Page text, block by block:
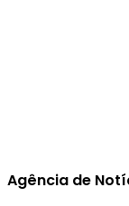
Agência de